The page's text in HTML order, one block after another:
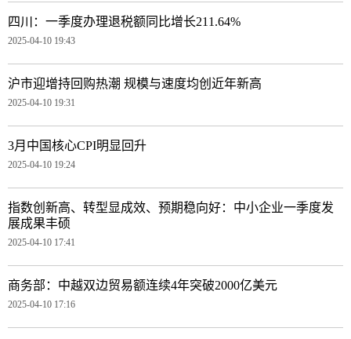
四川：一季度办理退税额同比增长211.64%
2025-04-10 19:43
沪市迎增持回购热潮 规模与速度均创近年新高
2025-04-10 19:31
3月中国核心CPI明显回升
2025-04-10 19:24
指数创新高、转型显成效、预期稳向好：中小企业一季度发
展成果丰硕
2025-04-10 17:41
商务部：中越双边贸易额连续4年突破2000亿美元
2025-04-10 17:16